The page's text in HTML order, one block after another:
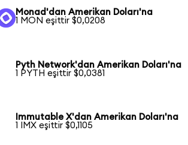
Monad'dan Amerikan Doları'na
1 MON eşittir $0,0208
Pyth Network'dan Amerikan Doları'na
1 PYTH eşittir $0,0381
Immutable X'dan Amerikan Doları'na
1 IMX eşittir $0,1105